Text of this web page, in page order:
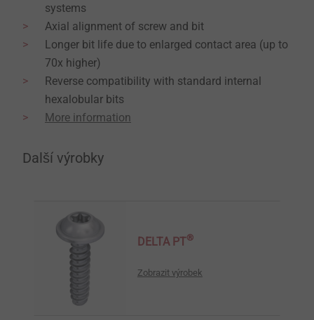
systems
Axial alignment of screw and bit
Longer bit life due to enlarged contact area (up to
70x higher)
Reverse compatibility with standard internal
hexalobular bits
More information
Další výrobky
DELTA PT®
Zobrazit výrobek